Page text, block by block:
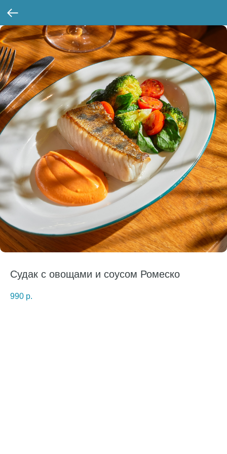
Судак с овощами и соусом Ромеско
990 р.